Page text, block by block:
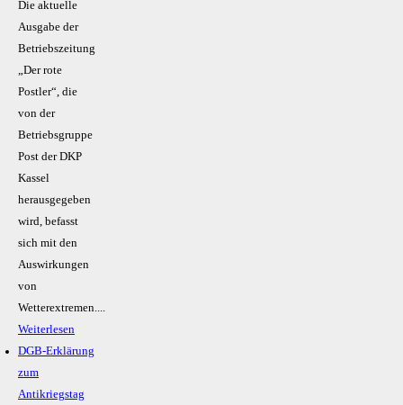
Die aktuelle
Ausgabe der
Betriebszeitung
„Der rote
Postler“, die
von der
Betriebsgruppe
Post der DKP
Kassel
herausgegeben
wird, befasst
sich mit den
Auswirkungen
von
Wetterextremen....
Weiterlesen
DGB-Erklärung
zum
Antikriegstag